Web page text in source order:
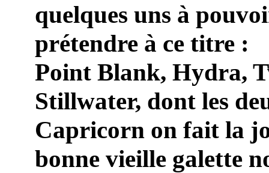
quelques uns à
prétendre à ce titre :
Point Blank, Hydra,
Stillwater, dont les
Capricorn on fait la
bonne vieille galette